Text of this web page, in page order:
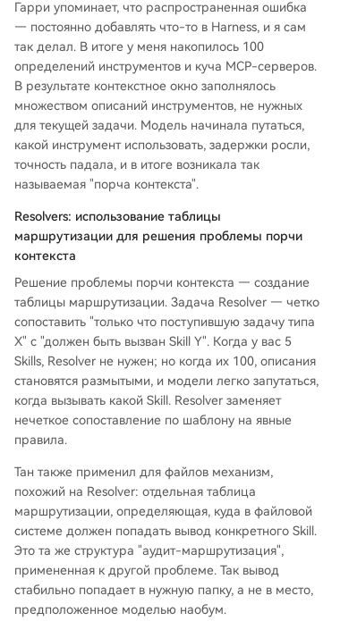
Гарри упоминает, что распространенная ошибка
— постоянно добавлять что-то в Harness, и я сам
так делал. В итоге у меня накопилось 100
определений инструментов и куча MCP-серверов.
В результате контекстное окно заполнялось
множеством описаний инструментов, не нужных
для текущей задачи. Модель начинала путаться,
какой инструмент использовать, задержки росли,
точность падала, и в итоге возникала так
называемая "порча контекста".
Resolvers: использование таблицы
маршрутизации для решения проблемы порчи
контекста
Решение проблемы порчи контекста — создание
таблицы маршрутизации. Задача Resolver — четко
сопоставить "только что поступившую задачу типа
X" с "должен быть вызван Skill Y". Когда у вас 5
Skills, Resolver не нужен; но когда их 100, описания
становятся размытыми, и модели легко запутаться,
когда вызывать какой Skill. Resolver заменяет
нечеткое сопоставление по шаблону на явные
правила.
Тан также применил для файлов механизм,
похожий на Resolver: отдельная таблица
маршрутизации, определяющая, куда в файловой
системе должен попадать вывод конкретного Skill.
Это та же структура "аудит-маршрутизация",
примененная к другой проблеме. Так вывод
стабильно попадает в нужную папку, а не в место,
предположенное моделью наобум.